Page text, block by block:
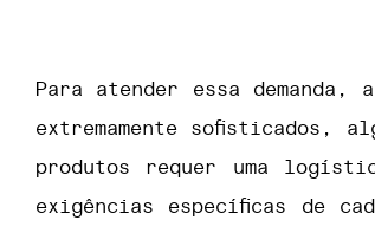
Para atender essa
extremamente sofisticados,
produtos requer uma
exigências específicas de